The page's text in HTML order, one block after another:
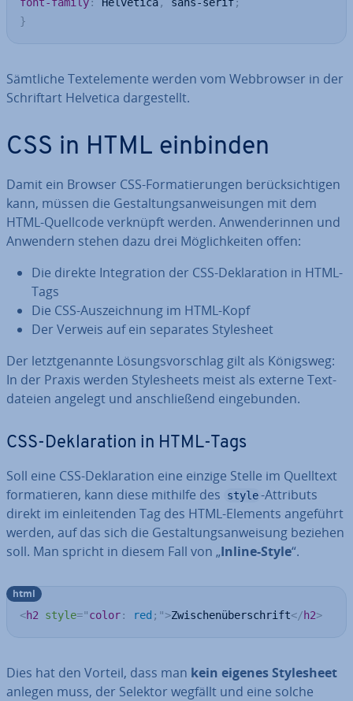
}
Sämtliche Text­ele­men­te werden vom Web­brow­ser in der
Schrift­art Helvetica dar­ge­stellt.
CSS in HTML einbinden
Damit ein Browser CSS-For­ma­tie­run­gen be­rück­sich­ti­gen
kann, müssen die Ge­stal­tungs­an­wei­sun­gen mit dem
HTML-Quellcode verknüpft werden. An­wen­de­rin­nen und
Anwendern stehen dazu drei Mög­lich­kei­ten offen:
Die direkte In­te­gra­ti­on der CSS-De­kla­ra­ti­on in HTML-
Tags
Die CSS-Aus­zeich­nung im HTML-Kopf
Der Verweis auf ein separates Style­sheet
Der letzt­ge­nann­te Lö­sungs­vor­schlag gilt als Königsweg:
In der Praxis werden Style­sheets meist als externe Text­
da­tei­en angelegt und an­schlie­ßend ein­ge­bun­den.
CSS-De­kla­ra­ti­on in HTML-Tags
Soll eine CSS-De­kla­ra­ti­on eine einzige Stelle im Quelltext
for­ma­tie­ren, kann diese mithilfe des
style -Attributs
direkt im ein­lei­ten­den Tag des HTML-Elements angeführt
werden, auf das sich die Ge­stal­tungs­an­wei­sung beziehen
soll. Man spricht in diesem Fall von „Inline-Style“.
<h2 style="color: red ; ">Zwischenüberschrift</h2>
html
Dies hat den Vorteil, dass man kein eigenes Style­sheet
anlegen muss, der Selektor wegfällt und eine solche